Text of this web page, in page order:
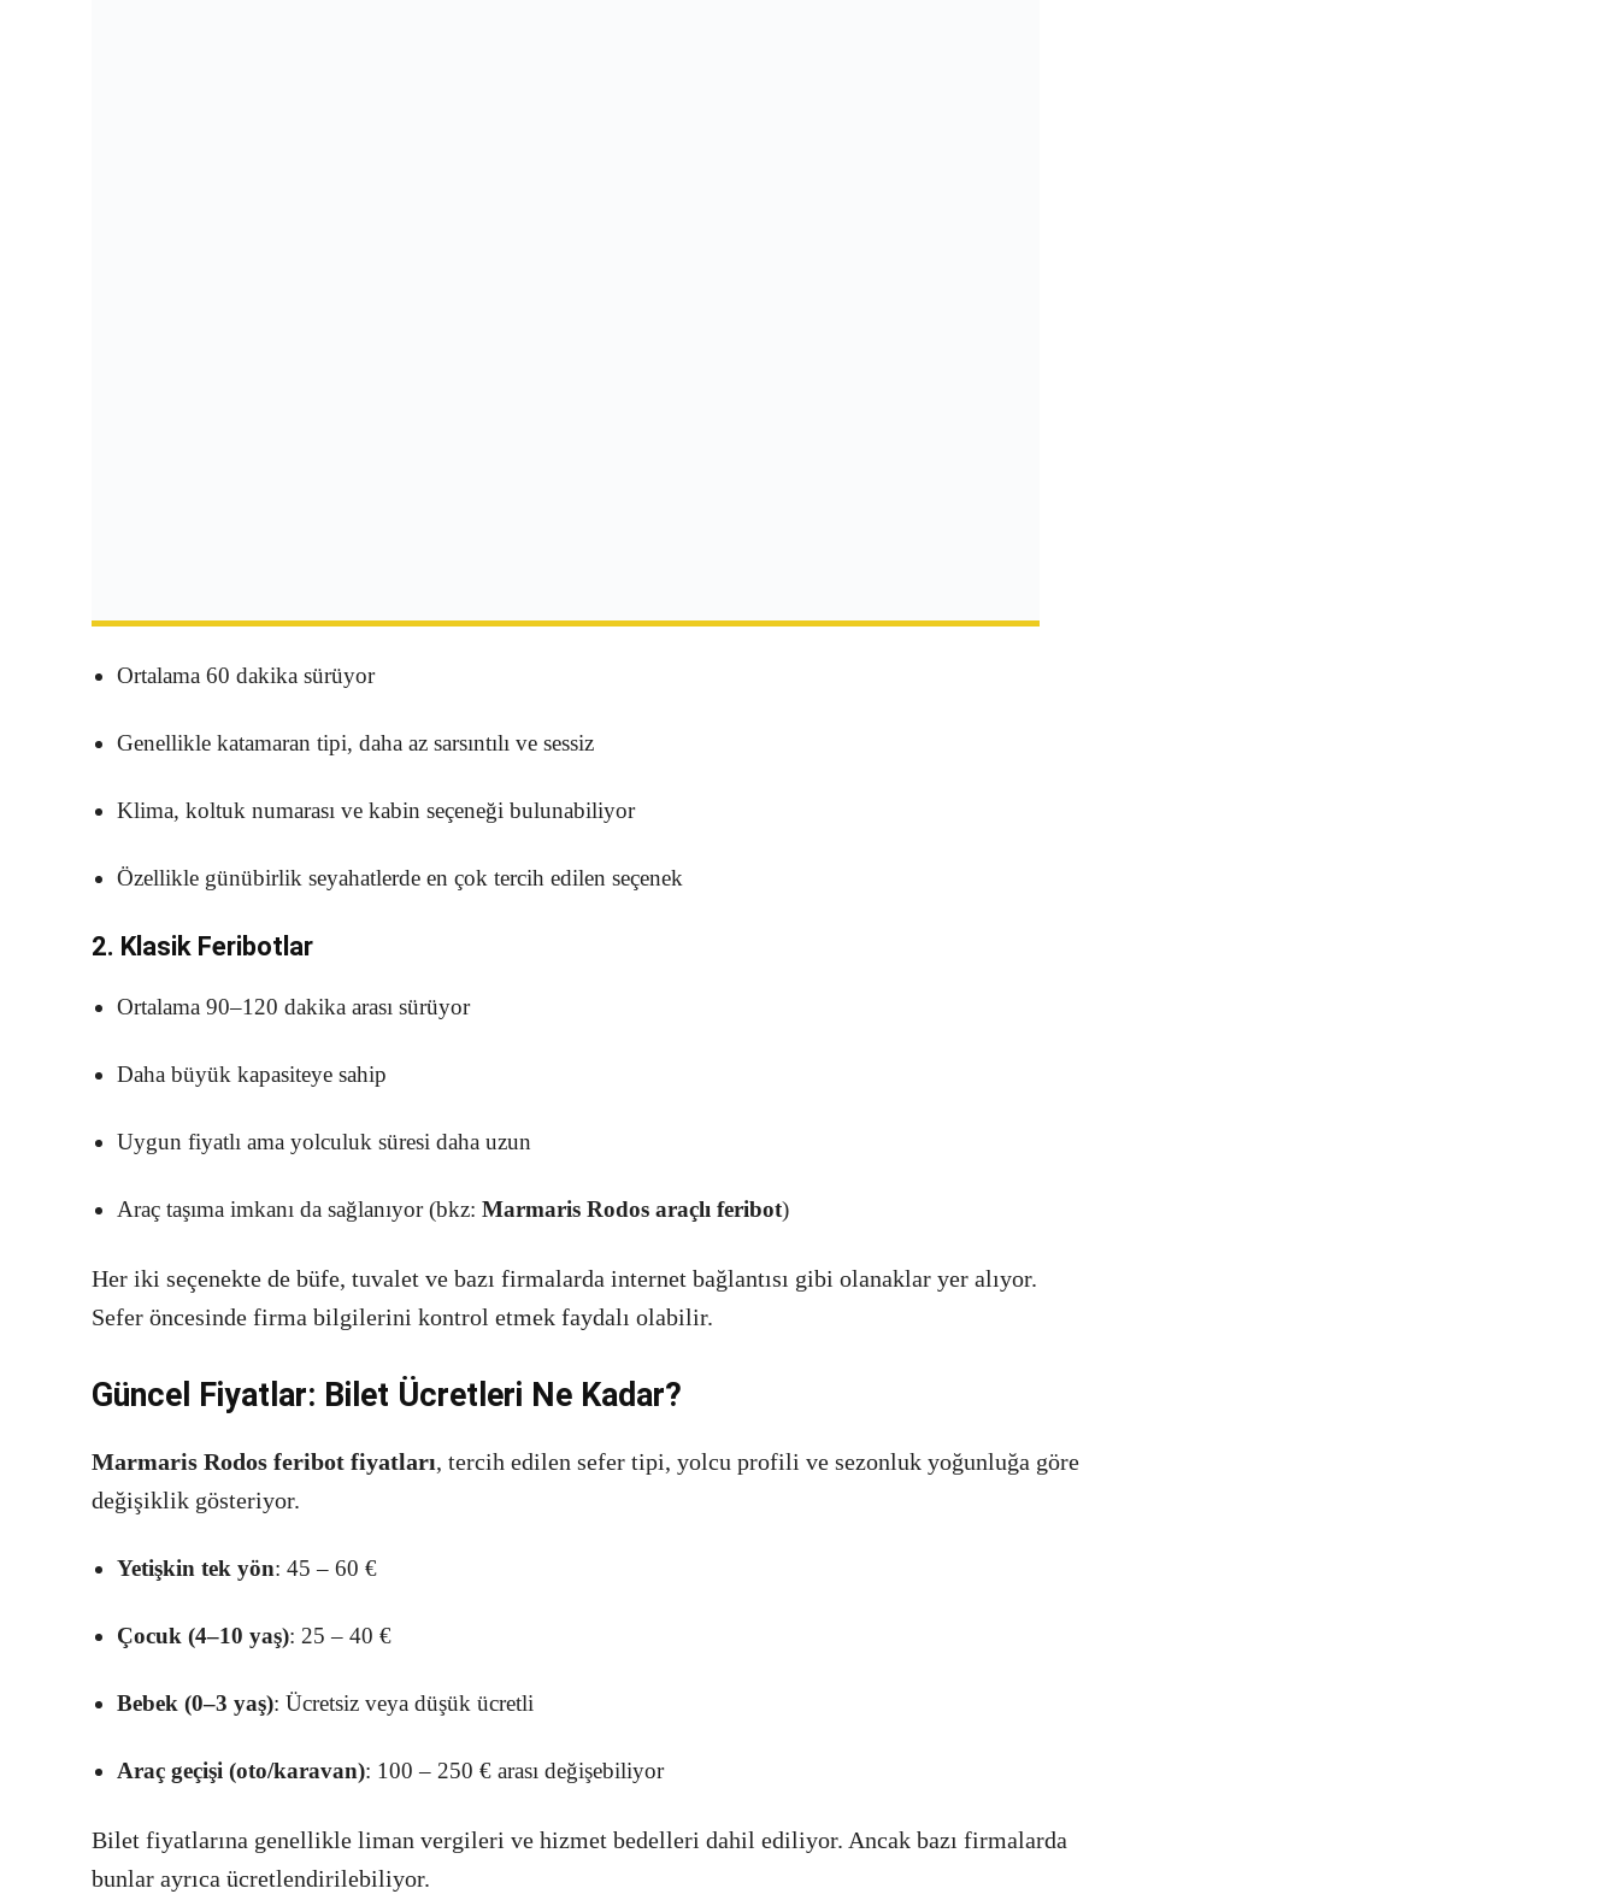
Ortalama 60 dakika sürüyor
Genellikle katamaran tipi, daha az sarsıntılı ve sessiz
Klima, koltuk numarası ve kabin seçeneği bulunabiliyor
Özellikle günübirlik seyahatlerde en çok tercih edilen seçenek
2. Klasik Feribotlar
Ortalama 90–120 dakika arası sürüyor
Daha büyük kapasiteye sahip
Uygun fiyatlı ama yolculuk süresi daha uzun
Araç taşıma imkanı da sağlanıyor (bkz: Marmaris Rodos araçlı feribot)
Her iki seçenekte de büfe, tuvalet ve bazı firmalarda internet bağlantısı gibi olanaklar yer alıyor.
Sefer öncesinde firma bilgilerini kontrol etmek faydalı olabilir.
Güncel Fiyatlar: Bilet Ücretleri Ne Kadar?
Marmaris Rodos feribot fiyatları, tercih edilen sefer tipi, yolcu profili ve sezonluk yoğunluğa göre
değişiklik gösteriyor.
Yetişkin tek yön: 45 – 60 €
Çocuk (4–10 yaş): 25 – 40 €
Bebek (0–3 yaş): Ücretsiz veya düşük ücretli
Araç geçişi (oto/karavan): 100 – 250 € arası değişebiliyor
Bilet fiyatlarına genellikle liman vergileri ve hizmet bedelleri dahil ediliyor. Ancak bazı firmalarda
bunlar ayrıca ücretlendirilebiliyor.